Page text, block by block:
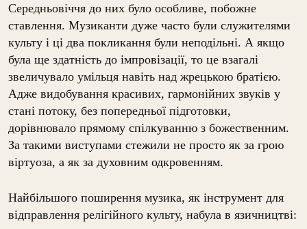
Середньовіччя до них було особливе, побожне
ставлення. Музиканти дуже часто були служителями
культу і ці два покликання були неподільні. А якщо
була ще здатність до імпровізації, то це взагалі
звеличувало умільця навіть над жрецькою братією.
Адже видобування красивих, гармонійних звуків у
стані потоку, без попередньої підготовки,
дорівнювало прямому спілкуванню з божественним.
За такими виступами стежили не просто як за грою
віртуоза, а як за духовним одкровенням.
Найбільшого поширення музика, як інструмент для
відправлення релігійного культу, набула в язичництві: